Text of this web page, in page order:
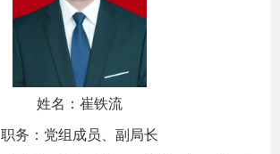
姓名：崔铁流
职务：党组成员、副局长